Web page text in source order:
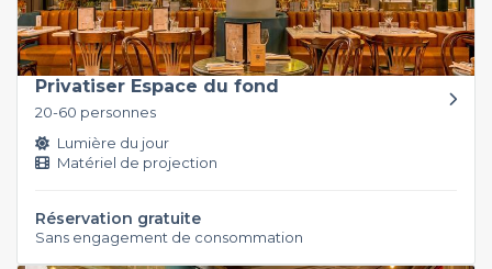
Privatiser Espace du fond
20-60 personnes
Lumière du jour
Matériel de projection
Réservation gratuite
Sans engagement de consommation